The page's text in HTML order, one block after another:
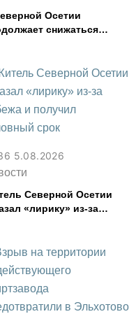
Осетии
снижаться
5.08.2026
Северной Осетии
«лирику» из-за